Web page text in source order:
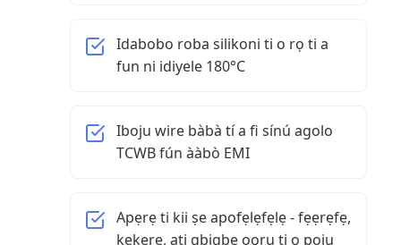
Idabobo roba silikoni ti o rọ ti a
fun ni idiyele 180°C
Iboju wire bàbà tí a fi sínú agolo
TCWB fún ààbò EMI
Apẹrẹ ti kii ṣe apofẹlẹfẹlẹ - fẹẹrẹfẹ,
kekere, ati gbigbe ooru ti o pọju